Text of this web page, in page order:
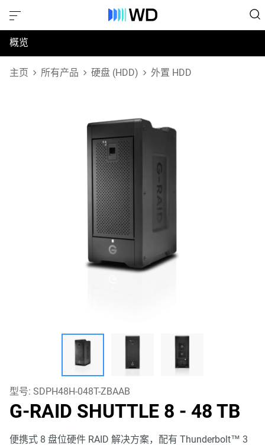
概览
规格
主页 所有产品 硬盘 (HDD) 外置 HDD
型号: SDPH48H-048T-ZBAAB
G-RAID SHUTTLE 8 - 48 TB
便携式 8 盘位硬件 RAID 解决方案，配有 Thunderbolt™ 3